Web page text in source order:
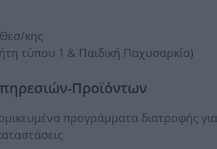
κης
τύπου 1 & Παιδική Παχυσαρκία)
Προϊόντων
προγράμματα διατροφής